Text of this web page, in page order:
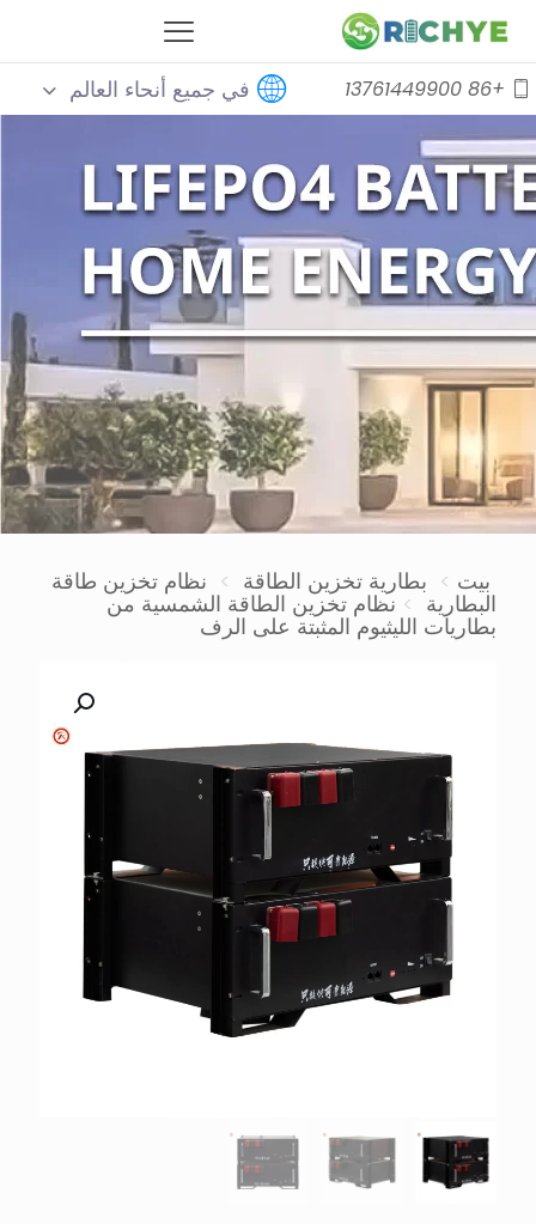
+86 13761449900 في جميع أنحاء العالم
بيت > بطارية تخزين الطاقة > نظام تخزين طاقة
البطارية > نظام تخزين الطاقة الشمسية من
بطاريات الليثيوم المثبتة على الرف